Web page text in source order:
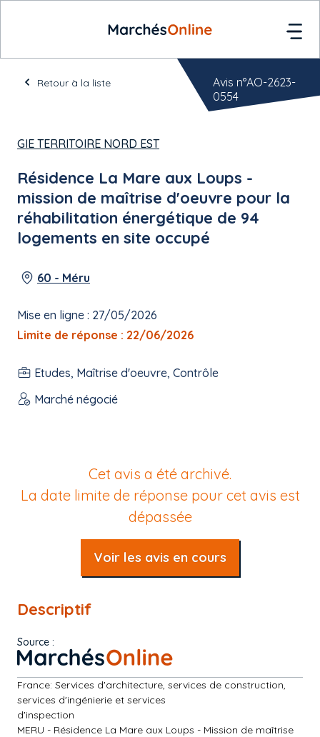
Retour à la liste
GIE TERRITOIRE NORD EST
Résidence La Mare aux Loups -
mission de maîtrise d'oeuvre pour la
réhabilitation énergétique de 94
logements en site occupé
60 - Méru
Mise en ligne : 27/05/2026
Limite de réponse : 22/06/2026
Etudes, Maîtrise d'oeuvre, Contrôle
Marché négocié
Avis n°AO-2623-
0554
Cet avis a été archivé.
La date limite de réponse pour cet avis est
dépassée
Voir les avis en cours
Descriptif
Source :
France: Services d'architecture, services de construction,
services d'ingénierie et services
d'inspection
MERU - Résidence La Mare aux Loups - Mission de maîtrise